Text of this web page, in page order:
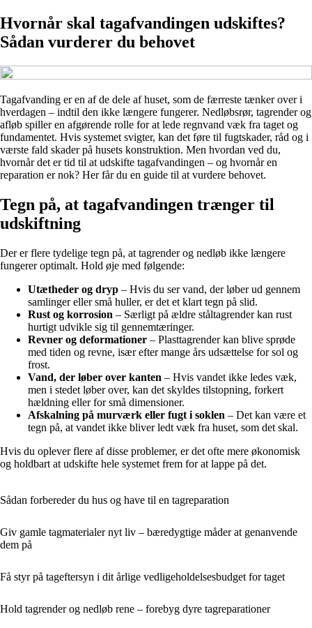
Hvornår skal tagafvandingen udskiftes?
Sådan vurderer du behovet
Tagafvanding er en af de dele af huset, som de færreste tænker over i
hverdagen – indtil den ikke længere fungerer. Nedløbsrør, tagrender og
afløb spiller en afgørende rolle for at lede regnvand væk fra taget og
fundamentet. Hvis systemet svigter, kan det føre til fugtskader, råd og i
værste fald skader på husets konstruktion. Men hvordan ved du,
hvornår det er tid til at udskifte tagafvandingen – og hvornår en
reparation er nok? Her får du en guide til at vurdere behovet.
Tegn på, at tagafvandingen trænger til
udskiftning
Der er flere tydelige tegn på, at tagrender og nedløb ikke længere
fungerer optimalt. Hold øje med følgende:
Utætheder og dryp – Hvis du ser vand, der løber ud gennem
samlinger eller små huller, er det et klart tegn på slid.
Rust og korrosion – Særligt på ældre ståltagrender kan rust
hurtigt udvikle sig til gennemtæringer.
Revner og deformationer – Plasttagrender kan blive sprøde
med tiden og revne, især efter mange års udsættelse for sol og
frost.
Vand, der løber over kanten – Hvis vandet ikke ledes væk,
men i stedet løber over, kan det skyldes tilstopning, forkert
hældning eller for små dimensioner.
Afskalning på murværk eller fugt i soklen – Det kan være et
tegn på, at vandet ikke bliver ledt væk fra huset, som det skal.
Hvis du oplever flere af disse problemer, er det ofte mere økonomisk
og holdbart at udskifte hele systemet frem for at lappe på det.
Sådan forbereder du hus og have til en tagreparation
Giv gamle tagmaterialer nyt liv – bæredygtige måder at genanvende
dem på
Få styr på tageftersyn i dit årlige vedligeholdelsesbudget for taget
Hold tagrender og nedløb rene – forebyg dyre tagreparationer